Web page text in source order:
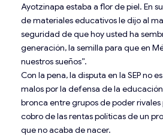
Ayotzinapa estaba a flor de piel. En
de materiales educativos le dijo al
seguridad de que hoy usted ha
generación, la semilla para que en
nuestros sueños”.
Con la pena, la disputa en la SEP no
malos por la defensa de la
bronca entre grupos de poder
cobro de las rentas políticas de un
que no acaba de nacer.